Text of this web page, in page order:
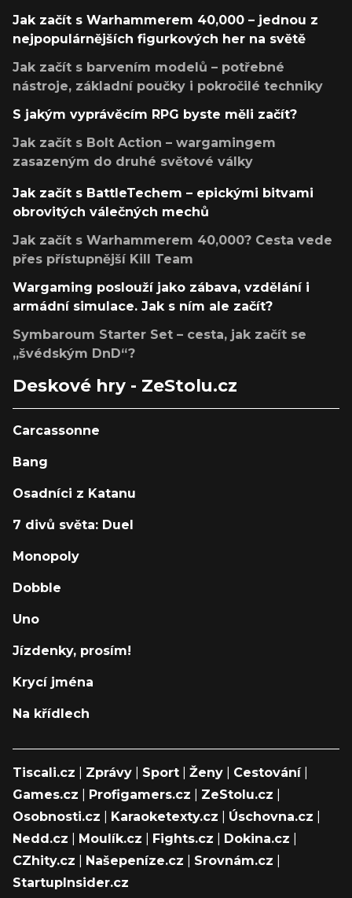
Jak začít s Warhammerem 40,000 – jednou z
nejpopulárnějších figurkových her na světě
Jak začít s barvením modelů – potřebné
nástroje, základní poučky i pokročilé techniky
S jakým vyprávěcím RPG byste měli začít?
Jak začít s Bolt Action – wargamingem
zasazeným do druhé světové války
Jak začít s BattleTechem – epickými bitvami
obrovitých válečných mechů
Jak začít s Warhammerem 40,000? Cesta vede
přes přístupnější Kill Team
Wargaming poslouží jako zábava, vzdělání i
armádní simulace. Jak s ním ale začít?
Symbaroum Starter Set – cesta, jak začít se
„švédským DnD“?
Deskové hry - ZeStolu.cz
Carcassonne
Bang
Osadníci z Katanu
7 divů světa: Duel
Monopoly
Dobble
Uno
Jízdenky, prosím!
Krycí jména
Na křídlech
Tiscali.cz Zprávy Sport Ženy Cestování|
Games.cz
Profigamers.cz ZeStolu.cz
Osobnosti.cz
Karaoketexty.cz Úschovna.cz
Nedd.cz
Moulík.cz Fights.cz Dokina.cz
CZhity.cz
Našepeníze.cz Srovnám.cz
StartupInsider.cz